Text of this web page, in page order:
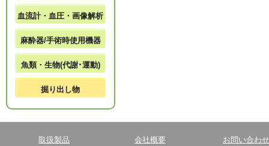
血流計・血圧・画像解析
麻酔器/手術時使用機器
魚類・生物(代謝･運動)
掘り出し物
取扱製品 会社概要 お問い合わせ